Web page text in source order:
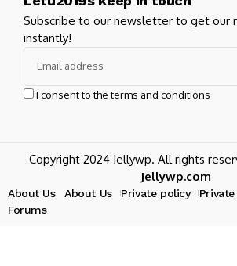
Subscribe to our newsletter to get our
instantly!
I consent to the terms and conditions
Copyright 2024 Jellywp. All rights
Jellywp.com
About Us About Us Private policy
Forums